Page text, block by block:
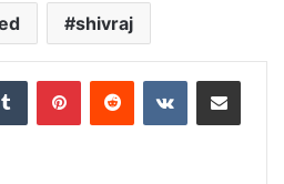
shivraj
Tumblr PinterestReddit VKontakteShare via Email